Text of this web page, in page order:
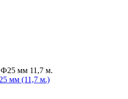
мм (11,7 м.)